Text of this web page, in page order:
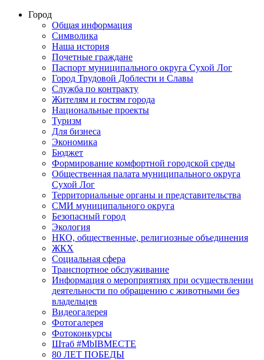
Город
Общая информация
Символика
Наша история
Почетные граждане
Паспорт муниципального округа Сухой Лог
Город Трудовой Доблести и Славы
Служба по контракту
Жителям и гостям города
Национальные проекты
Туризм
Для бизнеса
Экономика
Бюджет
Формирование комфортной городской среды
Общественная палата муниципального округа
Сухой Лог
Территориальные органы и представительства
СМИ муниципального округа
Безопасный город
Экология
НКО, общественные, религиозные объединения
ЖКХ
Социальная сфера
Транспортное обслуживание
Информация о мероприятиях при осуществлении
деятельности по обращению с животными без
владельцев
Видеогалерея
Фотогалерея
Фотоконкурсы
Штаб #MbIBMECTE
80 ЛЕТ ПОБЕДЫ